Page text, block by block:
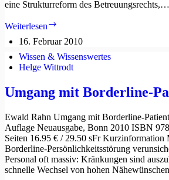
eine Strukturreform des Betreuungsrechts,…
Weiterlesen
Infrastruktur
im
Betreuungswesen
16. Februar 2010
Wissen & Wissenswertes
Helge Wittrodt
Umgang mit Borderline-
Ewald Rahn Umgang mit Borderline-
Auflage Neuausgabe, Bonn 2010 ISBN
Seiten 16.95 € / 29.50 sFr Kurzinformation
Borderline-Persönlichkeitsstörung
Personal oft massiv: Kränkungen sind
schnelle Wechsel von hohen